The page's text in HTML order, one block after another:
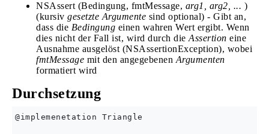
NSAssert (Bedingung, fmtMessage, arg1, arg2, ... )
(kursiv gesetzte Argumente sind optional) - Gibt an,
dass die Bedingung einen wahren Wert ergibt. Wenn
dies nicht der Fall ist, wird durch die Assertion eine
Ausnahme ausgelöst (NSAssertionException), wobei
fmtMessage mit den angegebenen Argumenten
formatiert wird
Durchsetzung
@implemenetation Triangle